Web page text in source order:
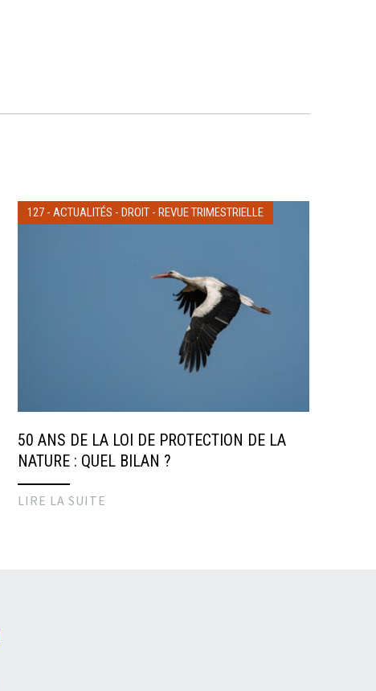
127- ACTUALITÉS - DROIT- REVUE TRIMESTRIELLE
50 ANS DE LA LOI DE PROTECTION DE LA
NATURE : QUEL BILAN ?
LIRE LA SUITE